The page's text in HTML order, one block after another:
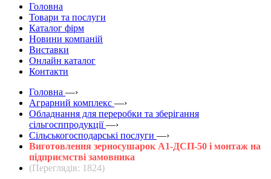
Головна
Товари та послуги
Каталог фірм
Новини компаній
Виставки
Онлайн каталог
Контакти
Головна —›
Аграрний комплекс —›
Обладнання для переробки та зберігання
сільгосппродукції —›
Сільськогосподарські послуги —›
Виготовлення зерносушарок А1-ДСП-50 і монтаж на
підприємстві замовника
(Переглядів: 1824)